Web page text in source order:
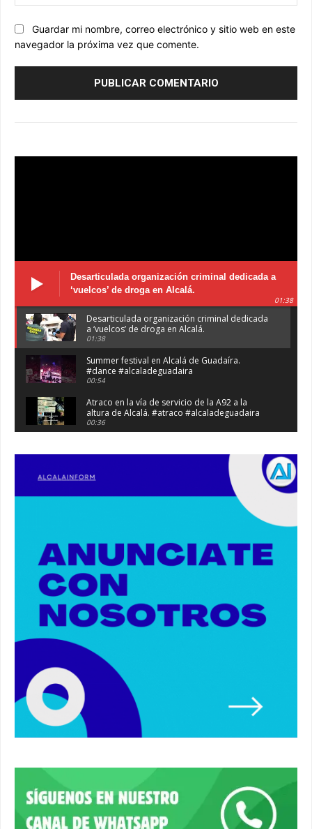
Guardar mi nombre, correo electrónico y sitio web en este
navegador la próxima vez que comente.
Desarticulada organización criminal dedicada a
‘vuelcos’ de droga en Alcalá.
01:38
Desarticulada organización criminal dedicada
a ‘vuelcos’ de droga en Alcalá.
01:38
Summer festival en Alcalá de Guadaíra.
#dance #alcaladeguadaira
00:54
Atraco en la vía de servicio de la A92 a la
altura de Alcalá. #atraco #alcaladeguadaira
00:36
Alcalá. #policia #narcos
Primeras 191 viviendas VPO en Alcalá de
Guadaíra. #alcaladeguadaira #vivienda #vpo
Premio de Medio Ambiente para el CEIP San
Mateo. #alcaladeguadaira #premios #colegio
03:01
Paseo de caballos. #alcaladeguadaira #ferias
#caballos
Un autobús ha golpeado a otro en el recinto
ferial. #accidente #alcaladeguadaira #ferias
Primer premio de casetas 2026.
#alcaladeguadaira #ferias